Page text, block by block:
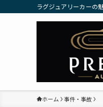
ラグジュアリーカーの
ホーム 事件・事故